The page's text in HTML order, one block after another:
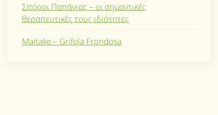
Σπόροι Παπάγιας – οι σημαντικές
θεραπευτικές τους ιδιότητες
Maitake – Grifola Frondosa